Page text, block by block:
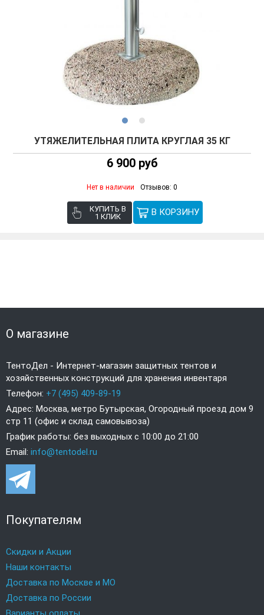
УТЯЖЕЛИТЕЛЬНАЯ ПЛИТА КРУГЛАЯ 35 КГ
6 900 руб
Нет в наличии Отзывов: 0
КУПИТЬ В
1 КЛИК
О магазине
ТентоДел - Интернет-магазин защитных тентов и
хозяйственных конструкций для хранения инвентаря
Телефон: +7 (495) 409-89-19
Адрес: Москва, метро Бутырская, Огородный проезд дом 9
стр 11 (офис и склад самовывоза)
График работы: без выходных с 10:00 до 21:00
Email: info@tentodel.ru
Покупателям
Скидки и Акции
Наши контакты
Доставка по Москве и МО
Доставка по России